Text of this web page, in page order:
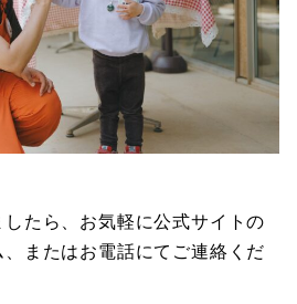
たら、お気軽に公式サイトの
またはお電話にてご連絡くだ